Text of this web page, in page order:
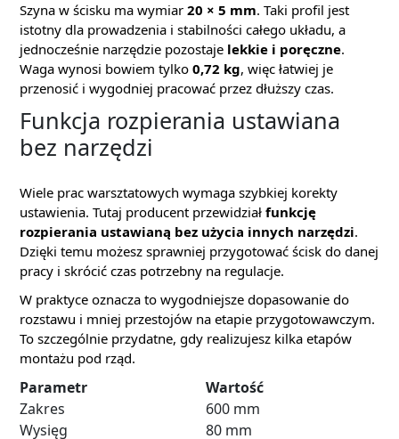
Szyna w ścisku ma wymiar 20 × 5 mm. Taki profil jest
istotny dla prowadzenia i stabilności całego układu, a
jednocześnie narzędzie pozostaje lekkie i poręczne.
Waga wynosi bowiem tylko 0,72 kg, więc łatwiej je
przenosić i wygodniej pracować przez dłuższy czas.
Funkcja rozpierania ustawiana
bez narzędzi
Wiele prac warsztatowych wymaga szybkiej korekty
ustawienia. Tutaj producent przewidział funkcję
rozpierania ustawianą bez użycia innych narzędzi.
Dzięki temu możesz sprawniej przygotować ścisk do danej
pracy i skrócić czas potrzebny na regulacje.
W praktyce oznacza to wygodniejsze dopasowanie do
rozstawu i mniej przestojów na etapie przygotowawczym.
To szczególnie przydatne, gdy realizujesz kilka etapów
montażu pod rząd.
Parametr
Wartość
Zakres
600 mm
Wysięg
80 mm